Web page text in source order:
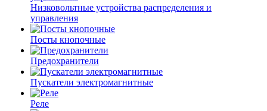
Низковольтные устройства распределения и
управления
Посты кнопочные
Предохранители
Пускатели электромагнитные
Реле